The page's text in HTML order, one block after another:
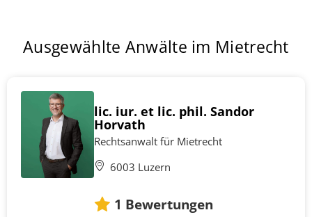
Ausgewählte Anwälte im Mietrecht
lic. iur. et lic. phil. Sandor
Horvath
Rechtsanwalt für Mietrecht
6003 Luzern
1 Bewertungen